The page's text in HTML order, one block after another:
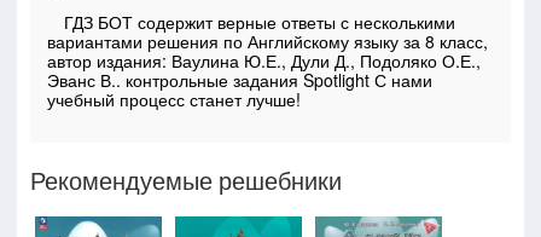
ГДЗ БОТ содержит верные ответы с несколькими
вариантами решения по Английскому языку за 8 класс,
автор издания: Ваулина Ю.Е., Дули Д., Подоляко О.Е.,
Эванс В.. контрольные задания Spotlight С нами
учебный процесс станет лучше!
Рекомендуемые решебники